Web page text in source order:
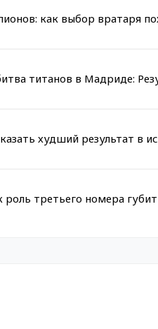
как выбор вратаря
титанов в Мадриде:
худший результат в
третьего номера